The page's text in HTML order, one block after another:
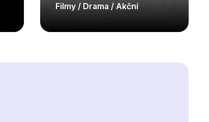
Filmy / Drama / Akční